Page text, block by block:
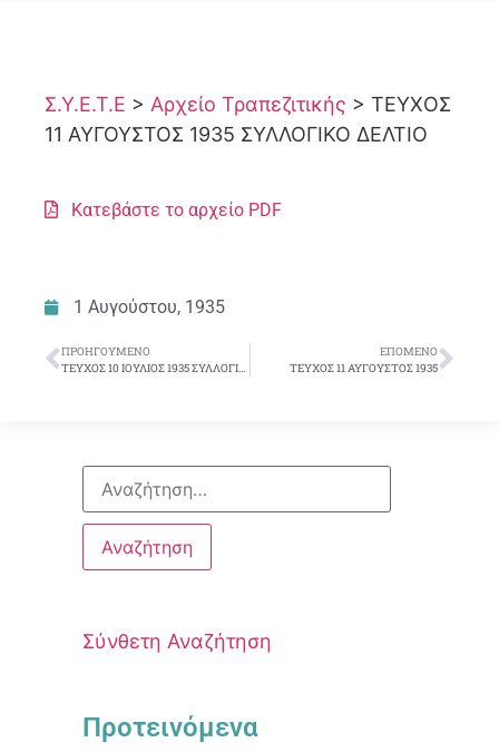
Σ.Υ.Ε.Τ.Ε > Αρχείο Τραπεζιτικής > ΤΕΥΧΟΣ
11 ΑΥΓΟΥΣΤΟΣ 1935 ΣΥΛΛΟΓΙΚΟ ΔΕΛΤΙΟ
Κατεβάστε το αρχείο PDF
1 Αυγούστου, 1935
ΠΡΟΗΓΟΎΜΕΝΟ
ΤΕΥΧΟΣ 10 ΙΟΥΛΙΟΣ 1935 ΣΥΛΛΟΓΙΚΟ ΔΕΛΤΙΟ
ΕΠΌΜΕΝΟ
ΤΕΥΧΟΣ 11 ΑΥΓΟΥΣΤΟΣ 1935
Σύνθετη Αναζήτηση
Προτεινόμενα